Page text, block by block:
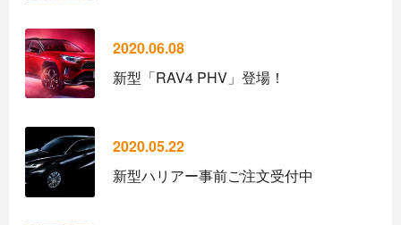
2020.06.08
新型「RAV4 PHV」登場！
2020.05.22
新型ハリアー事前ご注文受付中